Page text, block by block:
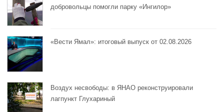
добровольцы помогли парку «Ингилор»
«Вести Ямал»: итоговый выпуск от 02.08.2026
Воздух несвободы: в ЯНАО реконструировали
лагпункт Глухариный